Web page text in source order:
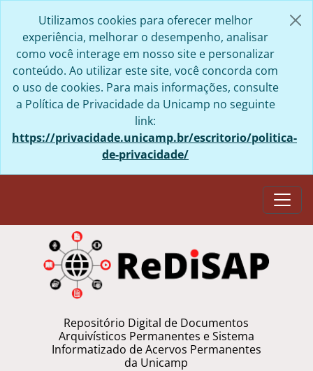
Utilizamos cookies para oferecer melhor
experiência, melhorar o desempenho, analisar
como você interage em nosso site e personalizar
conteúdo. Ao utilizar este site, você concorda com
o uso de cookies. Para mais informações, consulte
a Política de Privacidade da Unicamp no seguinte
link:
https://privacidade.unicamp.br/escritorio/politica-
de-privacidade/
Repositório Digital de Documentos
Arquivísticos Permanentes e Sistema
Informatizado de Acervos Permanentes
da Unicamp